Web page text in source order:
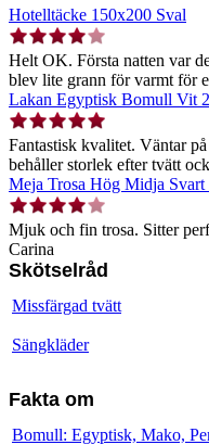
Hotelltäcke 150x200 Sval
Helt OK. Första natten var
blev lite grann för varmt för
Lakan Egyptisk Bomull Vit
Fantastisk kvalitet. Väntar
behåller storlek efter tvätt
Meja Trosa Hög Midja Svart
Mjuk och fin trosa. Sitter
Carina
Skötselråd
Missfärgad tvätt
Sängkläder
Fakta om
Bomull: Egyptisk, Mako,